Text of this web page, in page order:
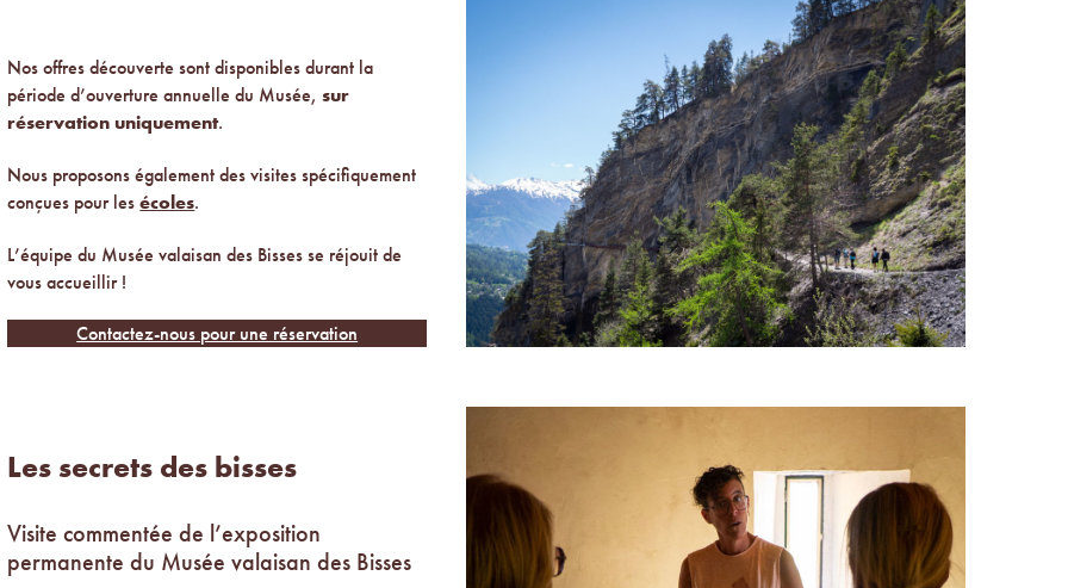
Nos offres découverte sont disponibles durant la
période d’ouverture annuelle du Musée,sur
réservation uniquement.
Nous proposons également des visites spécifiquement
conçues pour lesécoles.
L’équipe du Musée valaisan des Bisses se réjouit de
vous accueillir !
Contactez-nous pour une réservation
Les secrets des bisses
Visite commentée de l’exposition
permanente du Musée valaisan des Bisses